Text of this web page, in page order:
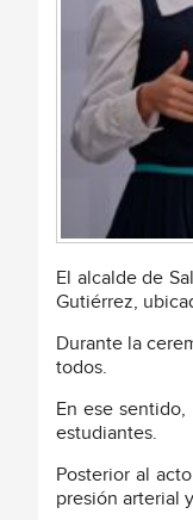
El alcalde de
Gutiérrez,
Durante la
todos.
En ese
estudiantes.
Posterior al
presión arterial